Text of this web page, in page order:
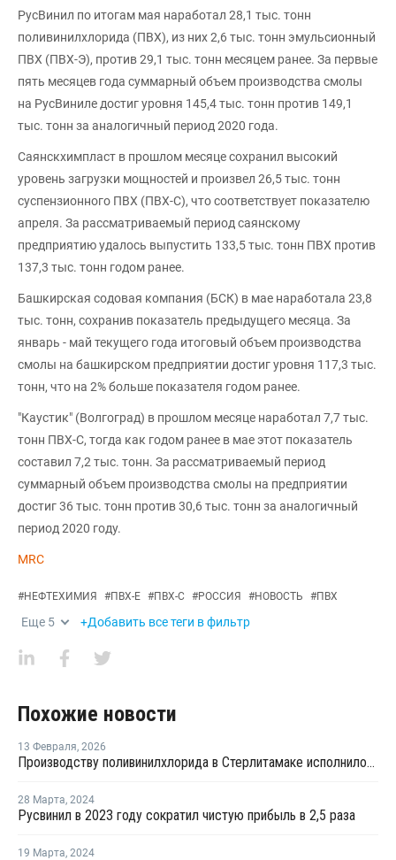
РусВинил по итогам мая наработал 28,1 тыс. тонн
поливинилхлорида (ПВХ), из них 2,6 тыс. тонн эмульсионный
ПВХ (ПВХ-Э), против 29,1 тыс. тонн месяцем ранее. За первые
пять месяцев года суммарный объем производства смолы
на РусВиниле достиг уровня 145,4 тыс. тонн против 149,1
тыс. тонн за аналогичный период 2020 года.
Саянскхимпласт в прошлом месяце сохранил высокий
уровень загрузки мощностей и произвел 26,5 тыс. тонн
суспензионного ПВХ (ПВХ-С), что соответствует показателю
апреля. За рассматриваемый период саянскому
предприятию удалось выпустить 133,5 тыс. тонн ПВХ против
137,3 тыс. тонн годом ранее.
Башкирская содовая компания (БСК) в мае наработала 23,8
тыс. тонн, сохранив показатель предыдущего месяца. За
январь - май текущего года итоговый объем производства
смолы на башкирском предприятии достиг уровня 117,3 тыс.
тонн, что на 2% больше показателя годом ранее.
"Каустик" (Волгоград) в прошлом месяце наработал 7,7 тыс.
тонн ПВХ-С, тогда как годом ранее в мае этот показатель
составил 7,2 тыс. тонн. За рассматриваемый период
суммарный объем производства смолы на предприятии
достиг 36 тыс. тонн против 30,6 тыс. тонн за аналогичный
период 2020 году.
MRC
#НЕФТЕХИМИЯ #ПВХ-Е #ПВХ-С #РОССИЯ #НОВОСТЬ #ПВХ
Еще 5 +Добавить все теги в фильтр
Похожие новости
13 Февраля, 2026
Производству поливинилхлорида в Стерлитамаке исполнилось 60 лет
28 Марта, 2024
Русвинил в 2023 году сократил чистую прибыль в 2,5 раза
19 Марта, 2024